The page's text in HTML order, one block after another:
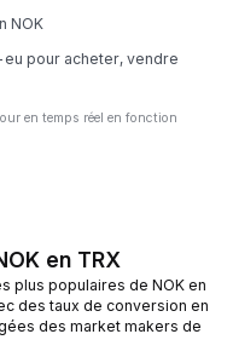
NOK
pour acheter, vendre
en temps réel en fonction
en TRX
plus populaires de NOK en
des taux de conversion en
des market makers de